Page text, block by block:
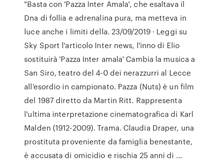
"Basta con 'Pazza Inter Amala', che esaltava il
Dna di follia e adrenalina pura, ma metteva in
luce anche i limiti della. 23/09/2019 · Leggi su
Sky Sport l'articolo Inter news, l'inno di Elio
sostituirà 'Pazza Inter amala' Cambia la musica a
San Siro, teatro del 4-0 dei nerazzurri al Lecce
all'esordio in campionato. Pazza (Nuts) è un film
del 1987 diretto da Martin Ritt. Rappresenta
l'ultima interpretazione cinematografica di Karl
Malden (1912-2009). Trama. Claudia Draper, una
prostituta proveniente da famiglia benestante,
è accusata di omicidio e rischia 25 anni di …